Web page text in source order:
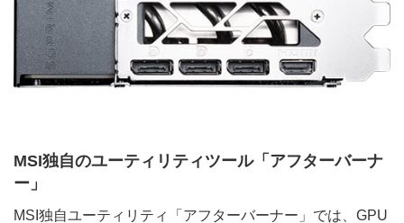
MSI独自のユーティリティツール「アフターバーナ
ー」
MSI独自ユーティリティ「アフターバーナー」では、GPU